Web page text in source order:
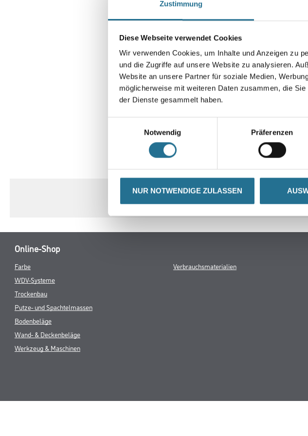
Zustimmung
Diese Webseite verwendet Cookies
Wir verwenden Cookies, um Inhalte und Anzeigen zu
und die Zugriffe auf unsere Website zu analysieren.
Website an unsere Partner für soziale Medien,
möglicherweise mit weiteren Daten zusammen, die
der Dienste gesammelt haben.
Notwendig
Präferenzen
NUR NOTWENDIGE ZULASSEN
TAB:
Online-Shop
Farbe
WDV-Systeme
Trockenbau
Putze- und Spachtelmassen
Bodenbeläge
Wand- & Deckenbeläge
Werkzeug & Maschinen
Verbrauchsmaterialien